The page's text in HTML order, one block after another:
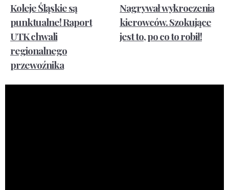
Koleje Śląskie są
punktualne! Raport
UTK chwali
regionalnego
przewoźnika
Nagrywał wykroczenia
kierowców. Szokujące
jest to, po co to robił!